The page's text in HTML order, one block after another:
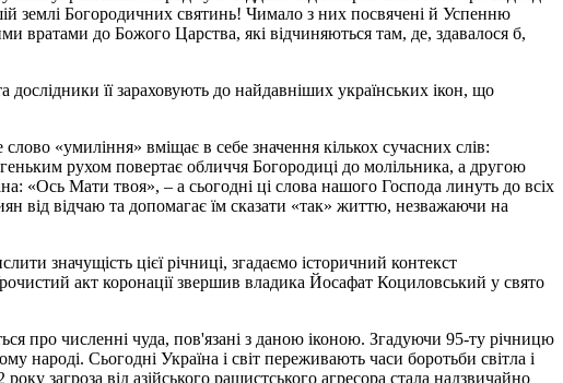
землі Богородичних святинь! Чимало з них посвячені й Успенню
вратами до Божого Царства, які відчиняються там, де, здавалося б,
дослідники її зараховують до найдавніших українських ікон, що
«умиління» вміщає в себе значення кількох сучасних слів:
рухом повертає обличчя Богородиці до молільника, а другою
«Ось Мати твоя», – а сьогодні ці слова нашого Господа линуть до всіх
від відчаю та допомагає їм сказати «так» життю, незважаючи на
значущість цієї річниці, згадаємо історичний контекст
акт коронації звершив владика Йосафат Коциловський у свято
про численні чуда, пов'язані з даною іконою. Згадуючи 95-ту річницю
Сьогодні Україна і світ переживають часи боротьби світла і
загроза від азійського рашистського агресора стала надзвичайно